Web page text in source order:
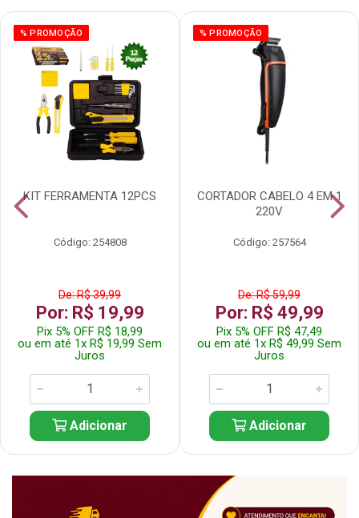
% PROMOÇÃO
KIT FERRAMENTA 12PCS
Código: 254808
De: R$ 39,99
Por: R$ 19,99
Pix 5% OFF R$ 18,99
ou em até 1x R$ 19,99 Sem
Juros
Adicionar
% PROMOÇÃO
CORTADOR CABELO 4 EM 1
220V
Código: 257564
De: R$ 59,99
Por: R$ 49,99
Pix 5% OFF R$ 47,49
ou em até 1x R$ 49,99 Sem
Juros
Adicionar